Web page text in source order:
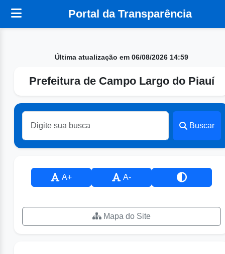
Portal da Transparência
Última atualização em 06/08/2026 14:59
Prefeitura de Campo Largo do Piauí
Buscar
A+ A-
Mapa do Site